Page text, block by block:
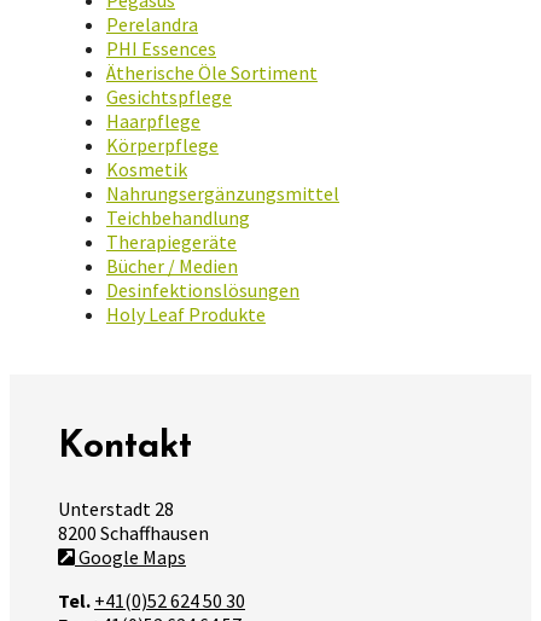
Perelandra
PHI Essences
Ätherische Öle Sortiment
Gesichtspflege
Haarpflege
Körperpflege
Kosmetik
Nahrungsergänzungsmittel
Teichbehandlung
Therapiegeräte
Bücher / Medien
Desinfektionslösungen
Holy Leaf Produkte
Kontakt
Unterstadt 28
8200 Schaffhausen
Google Maps
Tel. +41(0)52 624 50 30